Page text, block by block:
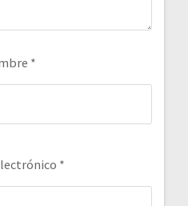
*
*